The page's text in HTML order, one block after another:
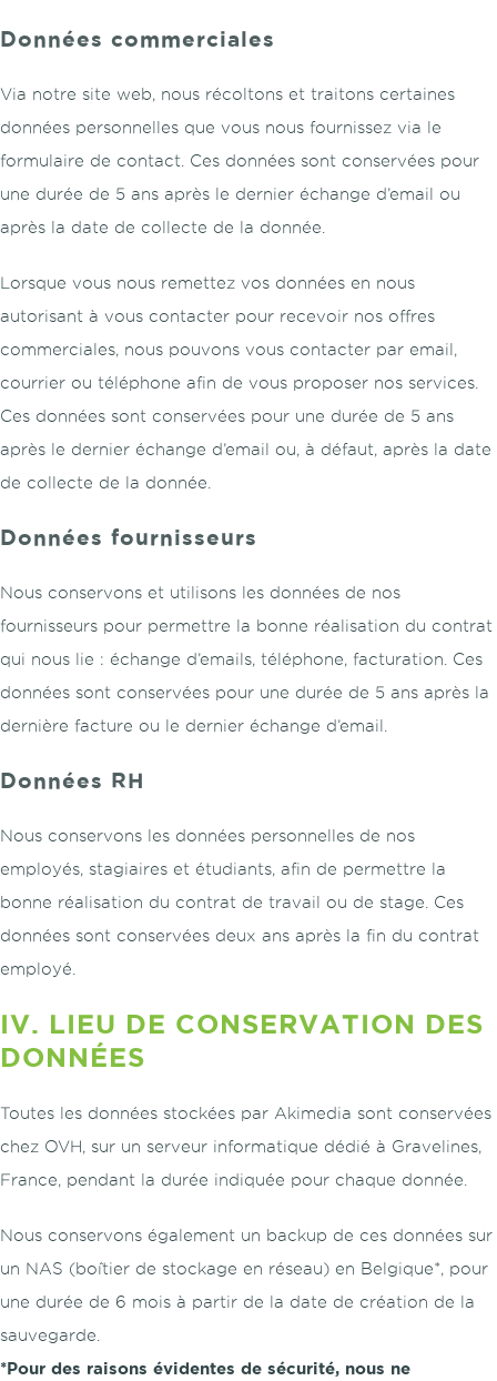
Données commerciales
Via notre site web, nous récoltons et traitons certaines
données personnelles que vous nous fournissez via le
formulaire de contact. Ces données sont conservées pour
une durée de 5 ans après le dernier échange d’email ou
après la date de collecte de la donnée.
Lorsque vous nous remettez vos données en nous
autorisant à vous contacter pour recevoir nos offres
commerciales, nous pouvons vous contacter par email,
courrier ou téléphone afin de vous proposer nos services.
Ces données sont conservées pour une durée de 5 ans
après le dernier échange d’email ou, à défaut, après la date
de collecte de la donnée.
Données fournisseurs
Nous conservons et utilisons les données de nos
fournisseurs pour permettre la bonne réalisation du contrat
qui nous lie : échange d’emails, téléphone, facturation. Ces
données sont conservées pour une durée de 5 ans après la
dernière facture ou le dernier échange d’email.
Données RH
Nous conservons les données personnelles de nos
employés, stagiaires et étudiants, afin de permettre la
bonne réalisation du contrat de travail ou de stage. Ces
données sont conservées deux ans après la fin du contrat
employé.
IV. LIEU DE CONSERVATION DES
DONNÉES
Toutes les données stockées par Akimedia sont conservées
chez OVH, sur un serveur informatique dédié à Gravelines,
France, pendant la durée indiquée pour chaque donnée.
Nous conservons également un backup de ces données sur
un NAS (boîtier de stockage en réseau) en Belgique*, pour
une durée de 6 mois à partir de la date de création de la
sauvegarde.
*Pour des raisons évidentes de sécurité, nous ne